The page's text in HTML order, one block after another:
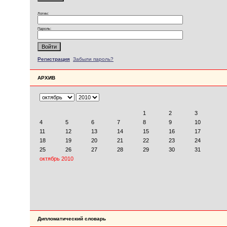
Логин:
Пароль:
Регистрация Забыли пароль?
АРХИВ
Дипломатический словарь